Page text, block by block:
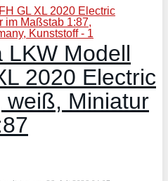
LKW Modell
2020 Electric
weiß, Miniatur